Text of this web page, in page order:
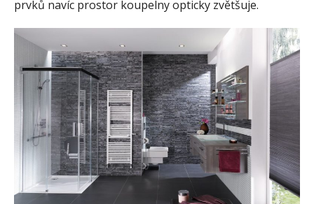
prvků navíc prostor koupelny opticky zvětšuje.